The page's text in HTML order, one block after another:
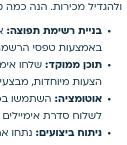
ולהגדיל מכירות. הנה כמה
בניית רשימת תפוצה:
באמצעות טפסי
תוכן ממוקד: שלחו
הצעות מיוחדות,
אוטומציה: השתמשו
לשלוח סדרת
ניתוח ביצועים: נתחו